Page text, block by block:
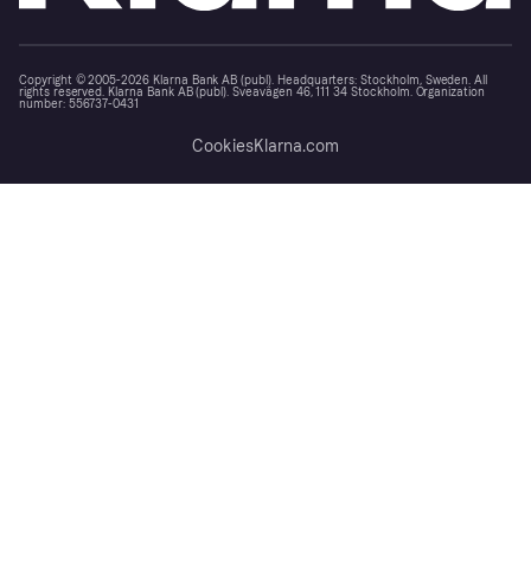
Copyright © 2005-2026 Klarna Bank AB (publ). Headquarters: Stockholm, Sweden. All
rights reserved. Klarna Bank AB (publ). Sveavägen 46, 111 34 Stockholm. Organization
number: 556737-0431
CookiesKlarna.com